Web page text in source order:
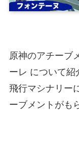
原神のアチーブ
ーレ について紹
飛行マシナリー
ーブメントがも